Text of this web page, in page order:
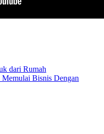
dari Rumah
Memulai Bisnis Dengan